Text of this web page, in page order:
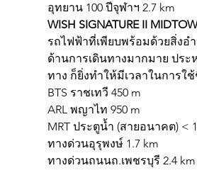
อุทยาน 100 ปีจุฬาฯ 2.7 km
WISH SIGNATURE II
รถไฟฟ้าที่เพียบพร้อมด้วยสิ่งอ
ด้านการเดินทางมากมาย ประ
ทาง ก็ยิ่งทำให้มีเวลาในการใ
BTS ราชเทวี 450 m
ARL พญาไท 950 m
MRT ประตูน้ำ (สายอนาคต) <
ทางด่วนอุรุพงษ์ 1.7 km
ทางด่วนถนนถ.เพชรบุรี 2.4 km